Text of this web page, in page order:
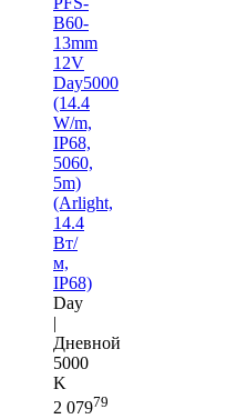
B60-
13mm
12V
Day5000
(14.4
W/m,
IP68,
5060,
5m)
(Arlight,
14.4
Вт/
м,
IP68)
Day
|
Дневной
5000
K
2 07979